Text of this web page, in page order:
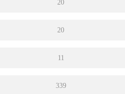
20
20
11
339